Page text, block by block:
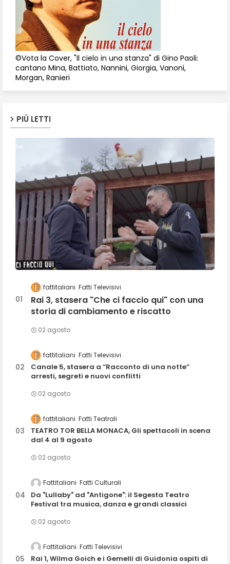
©Vota la Cover, "Il cielo in una stanza" di Gino Paoli:
cantano Mina, Battiato, Nannini, Giorgia, Vanoni,
Morgan, Ranieri
PIÙ LETTI
fattitaliani Fatti Televisivi
Rai 3, stasera "Che ci faccio qui" con una
storia di cambiamento e riscatto
02 agosto
fattitaliani Fatti Televisivi
Canale 5, stasera a “Racconto di una notte”
arresti, segreti e nuovi conflitti
02 agosto
fattitaliani Fatti Teatrali
TEATRO TOR BELLA MONACA, Gli spettacoli in scena
dal 4 al 9 agosto
02 agosto
Fattitaliani Fatti Culturali
Da "Lullaby" ad "Antigone": il Segesta Teatro
Festival tra musica, danza e grandi classici
02 agosto
Fattitaliani Fatti Televisivi
Rai 1, Wilma Goich e i Gemelli di Guidonia ospiti di